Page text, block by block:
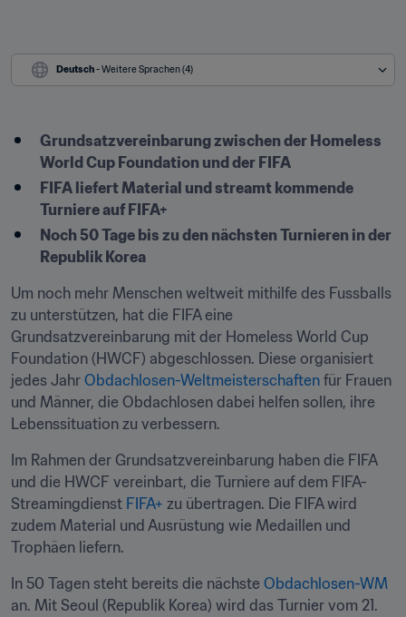
Deutsch - Weitere Sprachen (4)
Grundsatzvereinbarung zwischen der Homeless
World Cup Foundation und der FIFA
FIFA liefert Material und streamt kommende
Turniere auf FIFA+
Noch 50 Tage bis zu den nächsten Turnieren in der
Republik Korea
Um noch mehr Menschen weltweit mithilfe des Fussballs
zu unterstützen, hat die FIFA eine
Grundsatzvereinbarung mit der Homeless World Cup
Foundation (HWCF) abgeschlossen. Diese organisiert
jedes Jahr Obdachlosen-Weltmeisterschaften für Frauen
und Männer, die Obdachlosen dabei helfen sollen, ihre
Lebenssituation zu verbessern.
Im Rahmen der Grundsatzvereinbarung haben die FIFA
und die HWCF vereinbart, die Turniere auf dem FIFA-
Streamingdienst FIFA+ zu übertragen. Die FIFA wird
zudem Material und Ausrüstung wie Medaillen und
Trophäen liefern.
In 50 Tagen steht bereits die nächste Obdachlosen-WM
an. Mit Seoul (Republik Korea) wird das Turnier vom 21.